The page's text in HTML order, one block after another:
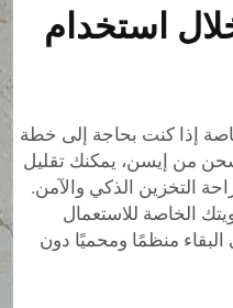
استخدام
خاصة إذا كنت بحاجة إلى خطة
من إيسن، يمكنك تقليل
التخزين الذكي والآمن.
الخاصة للاستعمال
منظمًا ومحميًا دون